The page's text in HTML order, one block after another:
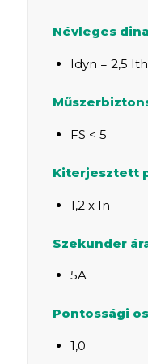
Névleges
Idyn = 2,5 Ith
FS < 5
Kiterjesztett
1,2 x In
Szekunder
5A
Pontossági
1,0